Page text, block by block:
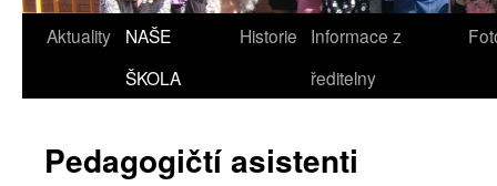
Aktuality
NAŠE
ŠKOLA
Historie
Informace z
ředitelny
Pedagogičtí asistenti